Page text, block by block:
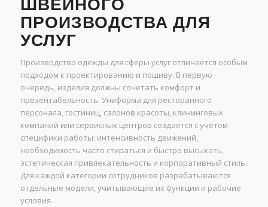
ШВЕЙНОГО
ПРОИЗВОДСТВА ДЛЯ
УСЛУГ
Производство одежды для сферы услуг отличается особым
подходом к проектированию и пошиву. В первую
очередь, изделия должны сочетать комфорт и
презентабельность. Униформа для ресторанного
персонала, гостиниц, салонов красоты, клининговых
компаний или сервисных центров создается с учетом
специфики работы: интенсивность движений,
необходимость часто стираться и быстро высыхать,
эстетическая привлекательность и корпоративный стиль.
Для каждой категории сотрудников разрабатываются
отдельные модели, учитывающие их функции и рабочие
условия.